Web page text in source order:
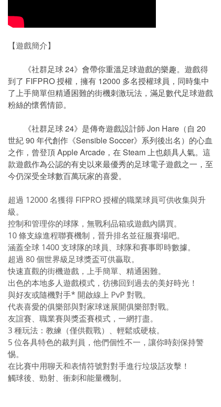
【遊戲簡介】
《社群足球 24》會帶你重溫足球遊戲的樂趣。遊戲得
到了 FIFPRO 授權，擁有 12000 多名授權球員，同時集中
了上手簡單但精通困難的街機刺激玩法，滿足數代足球遊戲
粉絲的懷舊情節。
《社群足球 24》是傳奇遊戲設計師 Jon Hare（自 20
世紀 90 年代創作《Sensible Soccer》系列後出名）的心血
之作，曾登頂 Apple Arcade，在 Steam 上也頗具人氣。這
款遊戲作為公認的有史以來最優秀的足球電子遊戲之一，至
今仍深受全球數百萬玩家的喜愛。
超過 12000 名獲得 FIFPRO 授權的職業球員可供收集與升
級。
控制和管理你的球隊，無戰利品箱或遊戲內購買。
10 條支線進程聯賽機制，晉升排名並征服賽場吧。
涵蓋全球 1400 支球隊的球員、球隊和賽事即時數據。
超過 80 個世界級足球獎盃可供贏取。
快速直觀的街機遊戲，上手簡單、精通困難。
出色的本地多人遊戲模式，彷彿回到過去的美好時光！
與好友或隨機對手* 開啟線上 PvP 對戰。
代表喜愛的俱樂部與對家球迷展開俱樂部對戰。
友誼賽、職業賽與獎盃賽模式，一網打盡。
3 種玩法：教練（僅供觀戰）、輕鬆或硬核。
5 位各具特色的裁判員，他們個性不一，讓你時刻保持警
惕。
在比賽中用聊天和表情符號對對手進行垃圾話攻擊！
觸球後、勁射、衝刺和能量機制。